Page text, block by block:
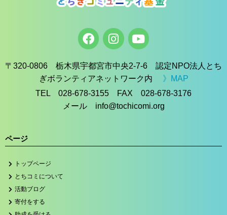
〒320-0806 栃木県宇都宮市中央2-7-6 認定NPO法人とち
ぎボランティアネットワーク内 》MAP
TEL 028-678-3155 FAX 028-678-3176
メール info@tochicomi.org
ページ
トップページ
とちコミについて
活動ブログ
寄付をする